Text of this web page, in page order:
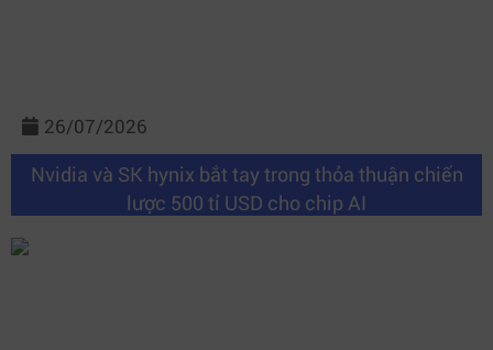
26/07/2026
Nvidia và SK hynix bắt tay trong thỏa thuận chiến
lược 500 tỉ USD cho chip AI